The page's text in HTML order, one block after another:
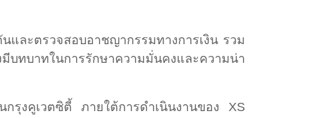
และตรวจสอบอาชญากรรมทางการเงิน รวม
บทบาทในการรักษาความมั่นคงและความน่า
กรุงคูเวตซิตี้ ภายใต้การดำเนินงานของ XS